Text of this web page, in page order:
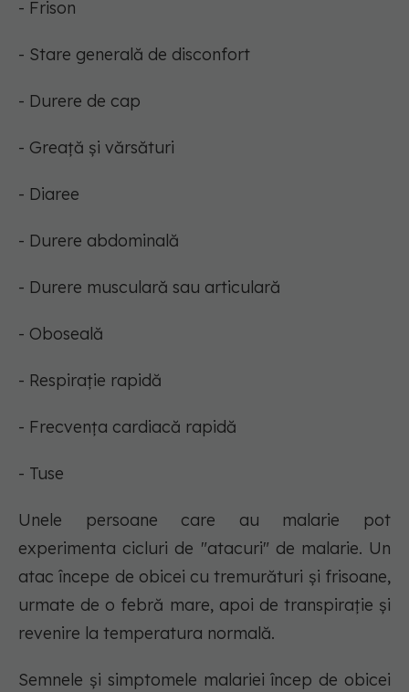
- Frison
- Stare generală de disconfort
- Durere de cap
- Greață și vărsături
- Diaree
- Durere abdominală
- Durere musculară sau articulară
- Oboseală
- Respirație rapidă
- Frecvența cardiacă rapidă
- Tuse
Unele persoane care au malarie pot
experimenta cicluri de "atacuri" de malarie. Un
atac începe de obicei cu tremurături și frisoane,
urmate de o febră mare, apoi de transpirație și
revenire la temperatura normală.
Semnele și simptomele malariei încep de obicei